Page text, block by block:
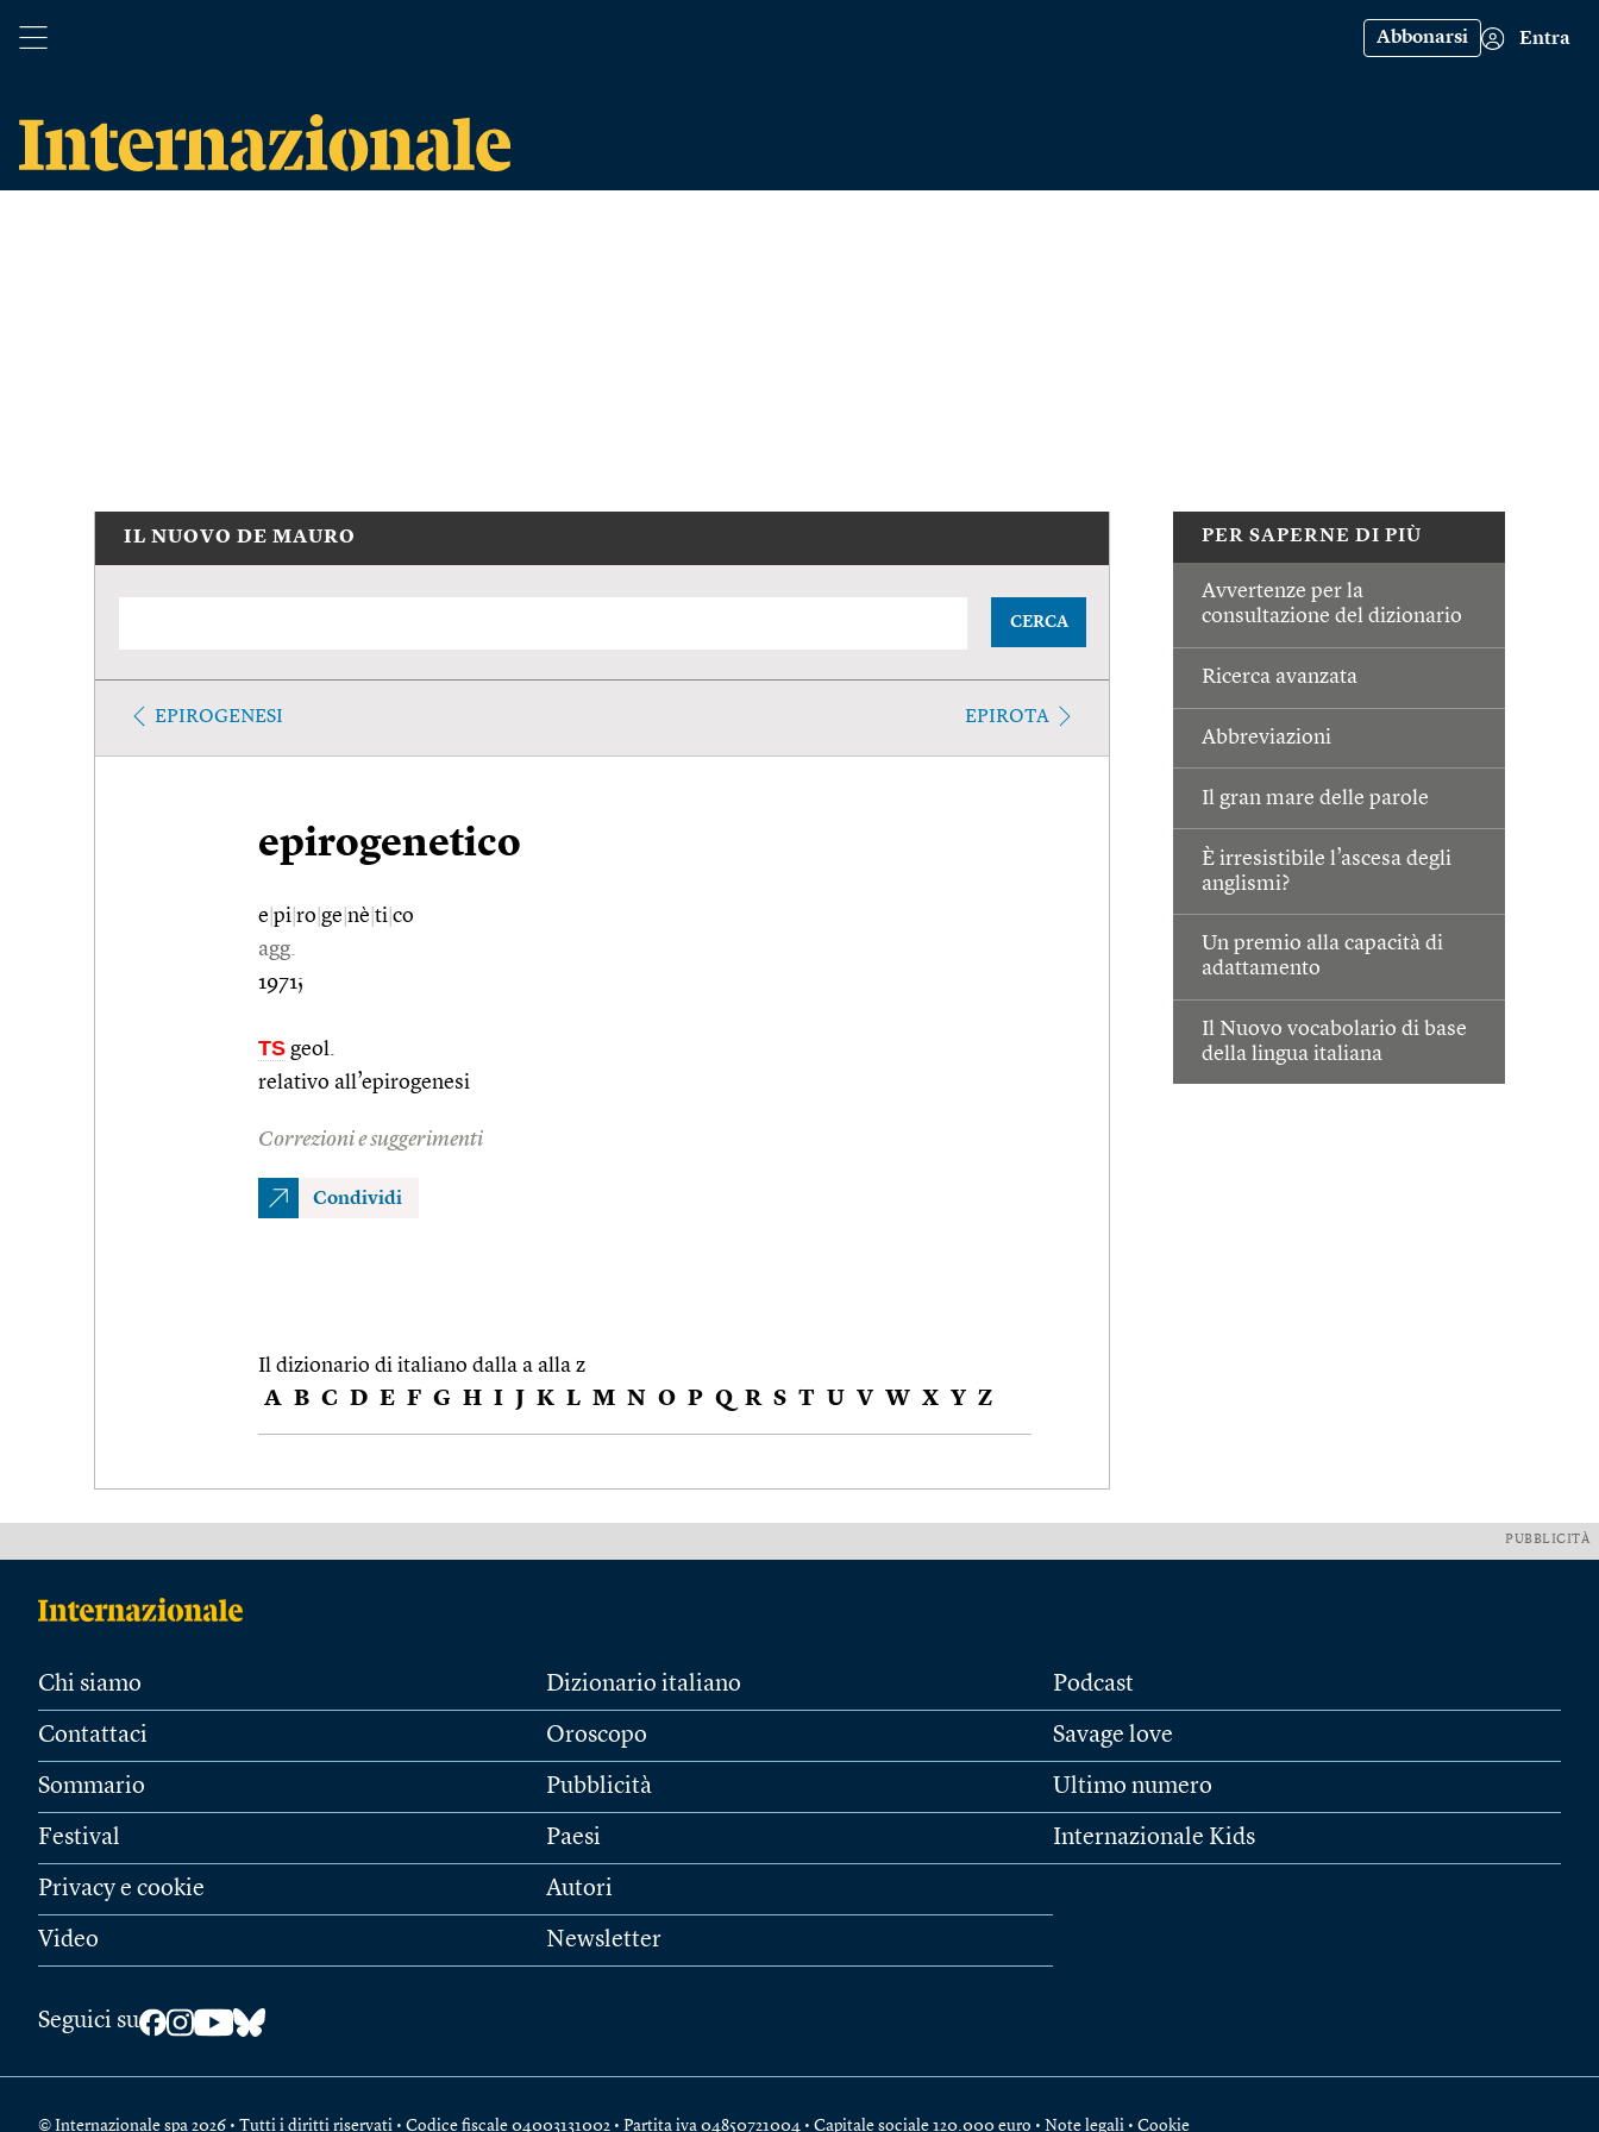
Abbonarsi Entra
PER SAPERNE DI PIÙ
Avvertenze per la
consultazione del dizionario
Ricerca avanzata
Abbreviazioni
Il gran mare delle parole
È irresistibile l’ascesa degli
anglismi?
Un premio alla capacità di
adattamento
Il Nuovo vocabolario di base
della lingua italiana
IL NUOVO DE MAURO
CERCA
EPIROGENESI EPIROTA
epirogenetico
e pi ro ge nè ti co
agg.
1971;
TS geol.
relativo all’epirogenesi
Correzioni e suggerimenti
Condividi
Il dizionario di italiano dalla a alla z
A B C D E F G H I J K L M N O P Q R S T U V W X Y Z
PUBBLICITÀ
Chi siamo
Contattaci
Sommario
Festival
Privacy e cookie
Video
Dizionario italiano
Oroscopo
Pubblicità
Paesi
Autori
Newsletter
Podcast
Savage love
Ultimo numero
Internazionale Kids
Seguici su
© Internazionale spa 2026 • Tutti i diritti riservati • Codice fiscale 04003131002 • Partita iva 04850721004 • Capitale sociale 120.000 euro • Note legali • Cookie